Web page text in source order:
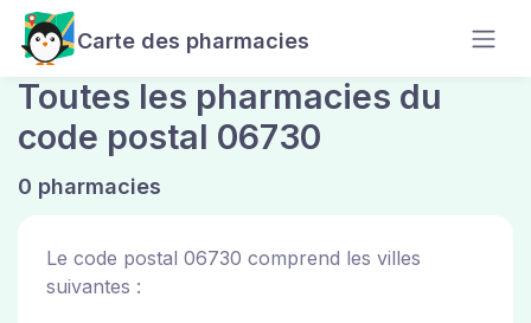
Carte des pharmacies
Toutes les pharmacies du
code postal 06730
0 pharmacies
Le code postal 06730 comprend les villes
suivantes :